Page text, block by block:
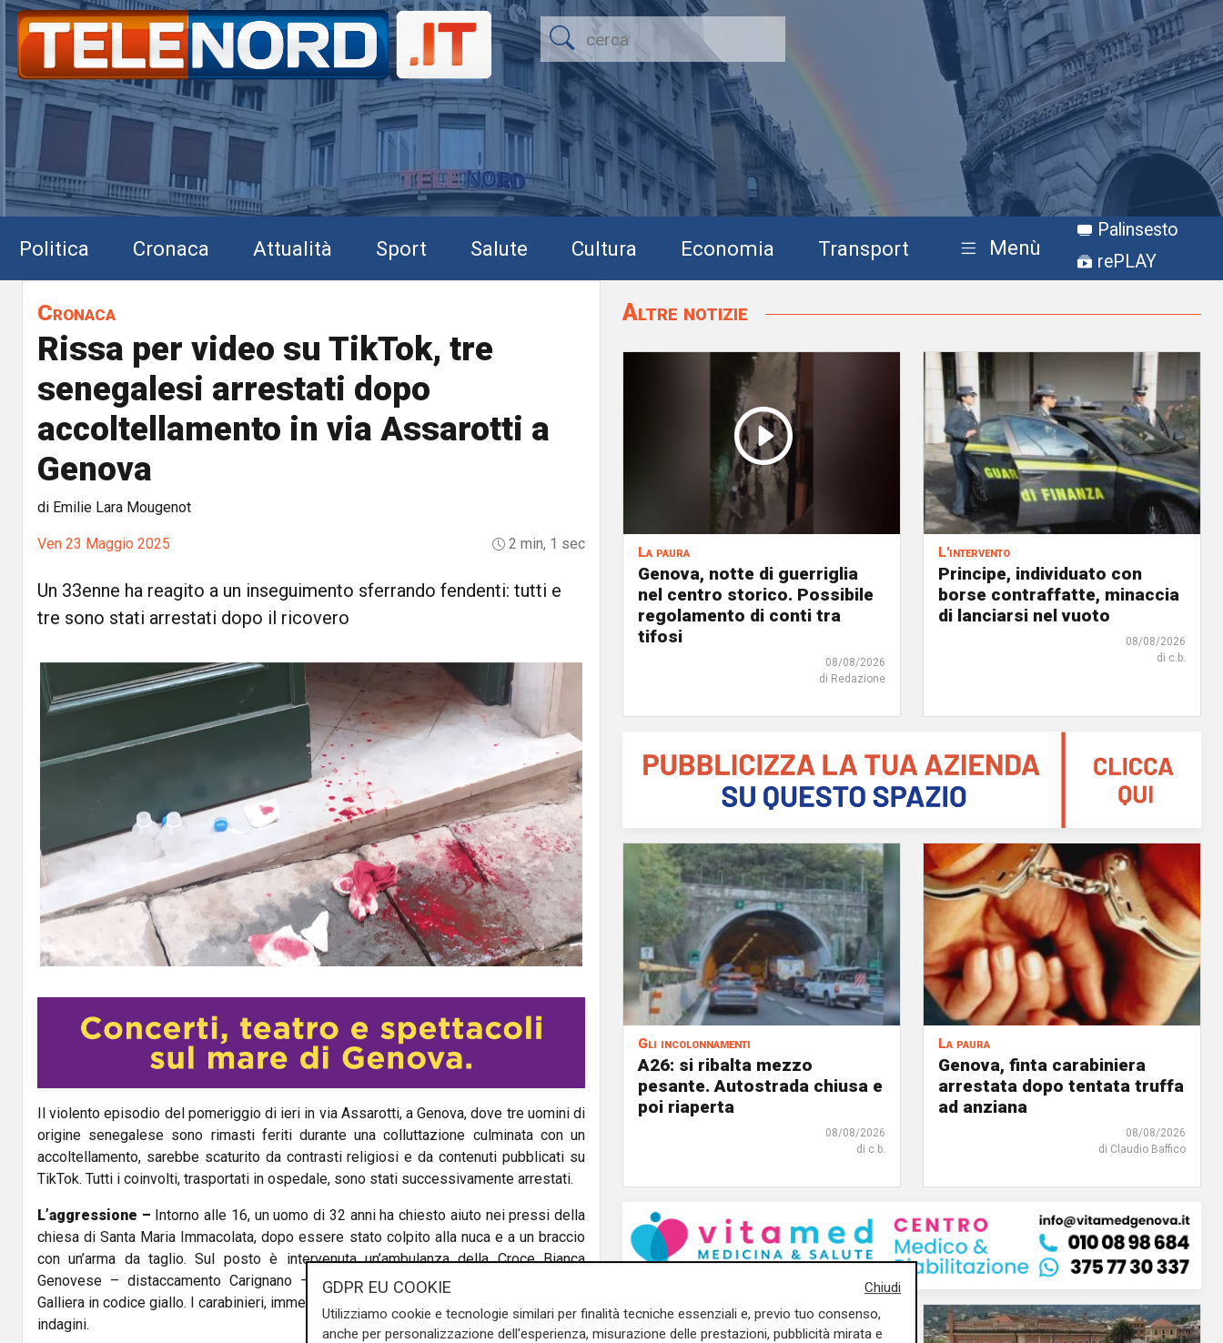
Politica Cronaca Attualità Sport Salute Cultura Economia Transport Menù
Palinsesto
rePLAY
Cronaca
Rissa per video su TikTok, tre
senegalesi arrestati dopo
accoltellamento in via Assarotti a
Genova
di Emilie Lara Mougenot
Ven 23 Maggio 2025 2 min, 1 sec
Un 33enne ha reagito a un inseguimento sferrando fendenti: tutti e
tre sono stati arrestati dopo il ricovero
Il violento episodio del pomeriggio di ieri in via Assarotti, a Genova, dove tre uomini di
origine senegalese sono rimasti feriti durante una colluttazione culminata con un
accoltellamento, sarebbe scaturito da contrasti religiosi e da contenuti pubblicati su
TikTok. Tutti i coinvolti, trasportati in ospedale, sono stati successivamente arrestati.
L’aggressione – Intorno alle 16, un uomo di 32 anni ha chiesto aiuto nei pressi della
chiesa di Santa Maria Immacolata, dopo essere stato colpito alla nuca e a un braccio
con un’arma da taglio. Sul posto è intervenuta un’ambulanza della Croce Bianca
Genovese – distaccamento Carignano – che ha trasportato il ferito all’ospedale
Galliera in codice giallo. I carabinieri, immediatamente giunti sul luogo, hanno avviato le
indagini.
Altre notizie
La paura
Genova, notte di guerriglia
nel centro storico. Possibile
regolamento di conti tra
tifosi
08/08/2026
di Redazione
L'intervento
Principe, individuato con
borse contraffatte, minaccia
di lanciarsi nel vuoto
08/08/2026
di c.b.
Gli incolonnamenti
A26: si ribalta mezzo
pesante. Autostrada chiusa e
poi riaperta
08/08/2026
di c.b.
La paura
Genova, finta carabiniera
arrestata dopo tentata truffa
ad anziana
08/08/2026
di Claudio Baffico
Chiudi
GDPR EU COOKIE
Utilizziamo cookie e tecnologie similari per finalità tecniche essenziali e, previo tuo consenso,
anche per personalizzazione dell'esperienza, misurazione delle prestazioni, pubblicità mirata e